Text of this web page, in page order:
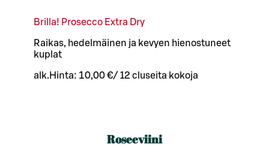
Brilla! Prosecco Extra Dry
Raikas, hedelmäinen ja kevyen hienostuneet
kuplat
alk. Hinta: 10,00 €/ 12 cl useita kokoja
Roseeviini